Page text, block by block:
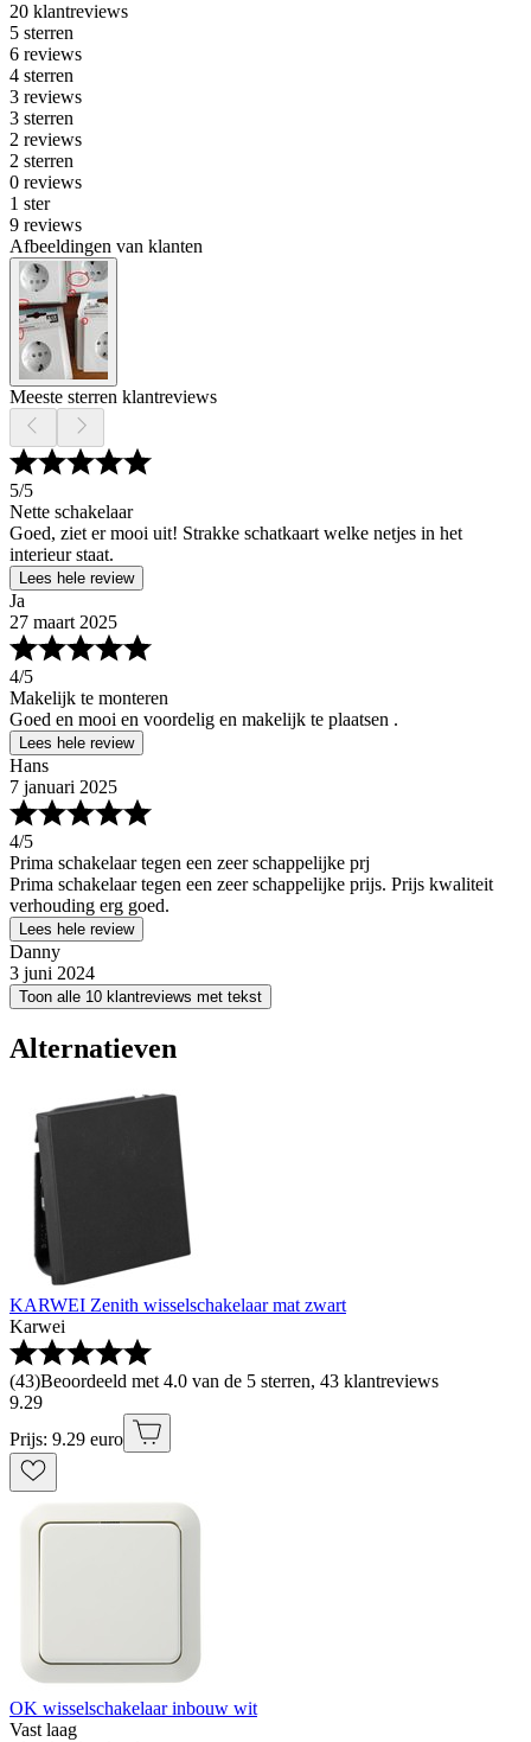
20 klantreviews
5 sterren
6 reviews
4 sterren
3 reviews
3 sterren
2 reviews
2 sterren
0 reviews
1 ster
9 reviews
Afbeeldingen van klanten
Meeste sterren klantreviews
5/5
Nette schakelaar
Goed, ziet er mooi uit! Strakke schatkaart welke netjes in het
interieur staat.
Lees hele review
Ja
27 maart 2025
4/5
Makelijk te monteren
Goed en mooi en voordelig en makelijk te plaatsen .
Lees hele review
Hans
7 januari 2025
4/5
Prima schakelaar tegen een zeer schappelijke prj
Prima schakelaar tegen een zeer schappelijke prijs. Prijs kwaliteit
verhouding erg goed.
Lees hele review
Danny
3 juni 2024
Toon alle 10 klantreviews met tekst
Alternatieven
KARWEI Zenith wisselschakelaar mat zwart
Karwei
(43)Beoordeeld met 4.0 van de 5 sterren, 43 klantreviews
9.29
Prijs: 9.29 euro
OK wisselschakelaar inbouw wit
Vast laag